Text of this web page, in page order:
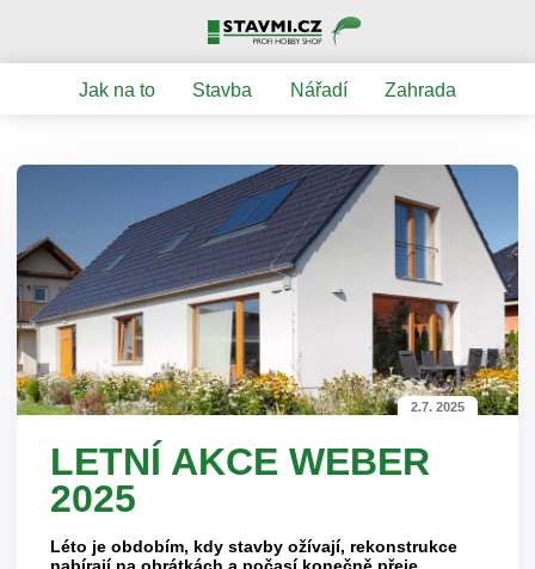
Jak na to Stavba Nářadí Zahrada
2.7. 2025
LETNÍ AKCE WEBER
2025
Léto je obdobím, kdy stavby ožívají, rekonstrukce